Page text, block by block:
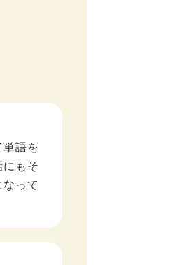
語を
もそ
って